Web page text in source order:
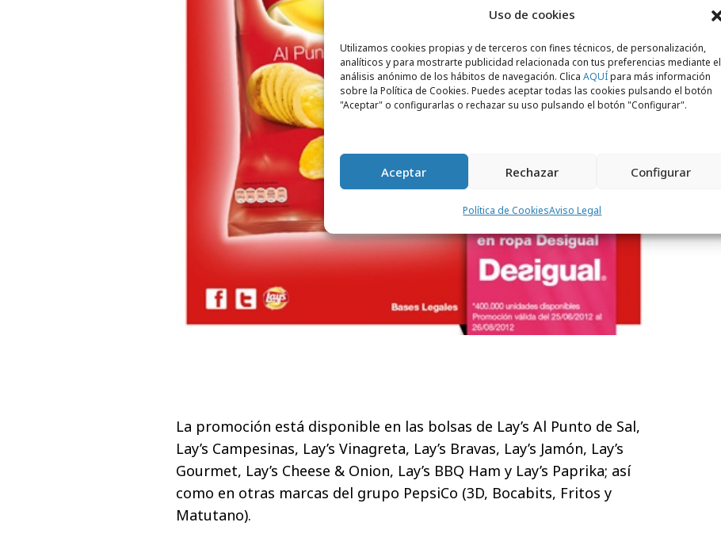
Uso de cookies
Utilizamos cookies propias y de terceros con fines técnicos, de personalización,
analíticos y para mostrarte publicidad relacionada con tus preferencias mediante el
análisis anónimo de los hábitos de navegación. Clica AQUÍpara más información
sobre la Política de Cookies. Puedes aceptar todas las cookies pulsando el botón
"Aceptar" o configurarlas o rechazar su uso pulsando el botón "Configurar".
Aceptar Rechazar Configurar
Política de CookiesAviso Legal
La promoción está disponible en las bolsas de Lay’s Al Punto de Sal,
Lay’s Campesinas, Lay’s Vinagreta, Lay’s Bravas, Lay’s Jamón, Lay’s
Gourmet, Lay’s Cheese & Onion, Lay’s BBQ Ham y Lay’s Paprika; así
como en otras marcas del grupo PepsiCo (3D, Bocabits, Fritos y
Matutano).